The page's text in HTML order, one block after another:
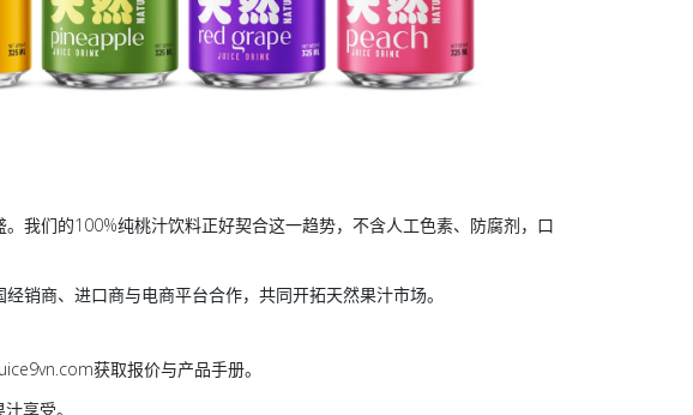
我们的100%纯桃汁饮料正好契合这一趋势，不含人工色素、防腐剂，口
销商、进口商与电商平台合作，共同开拓天然果汁市场。
获取报价与产品手册。
享受。